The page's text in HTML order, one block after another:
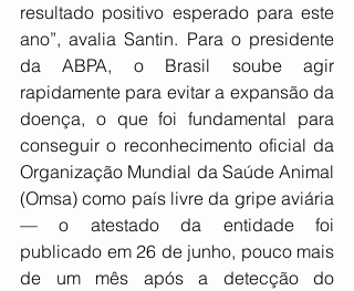
resultado positivo esperado para este
ano”, avalia Santin. Para o presidente
da ABPA, o Brasil soube agir
rapidamente para evitar a expansão da
doença, o que foi fundamental para
conseguir o reconhecimento oficial da
Organização Mundial da Saúde Animal
(Omsa) como país livre da gripe aviária
— o atestado da entidade foi
publicado em 26 de junho, pouco mais
de um mês após a detecção do